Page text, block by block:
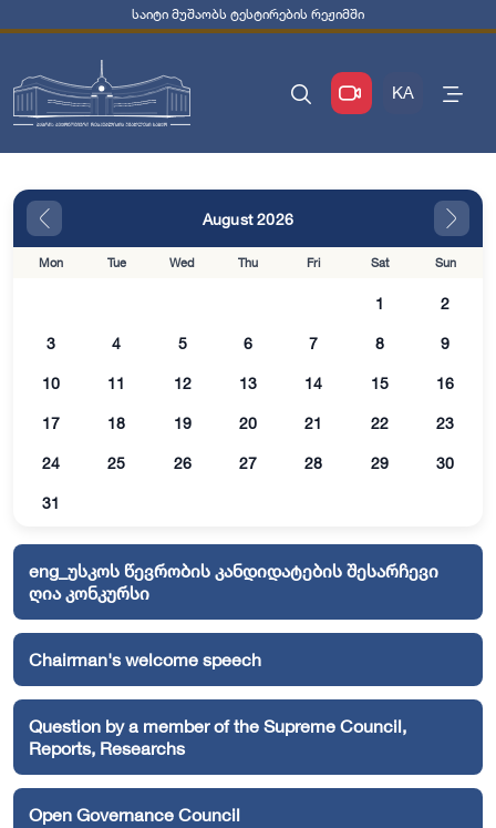
საიტი მუშაობს ტესტირების რეჟიმში
KA
August 2026
Mon Tue Wed Thu Fri Sat Sun
1 2
3 4 5 6 7 8 9
10 11 12 13 14 15 16
17 18 19 20 21 22 23
24 25 26 27 28 29 30
31
eng_უსკოს წევრობის კანდიდატების შესარჩევი
ღია კონკურსი
Chairman's welcome speech
Question by a member of the Supreme Council,
Reports, Researchs
Open Governance Council